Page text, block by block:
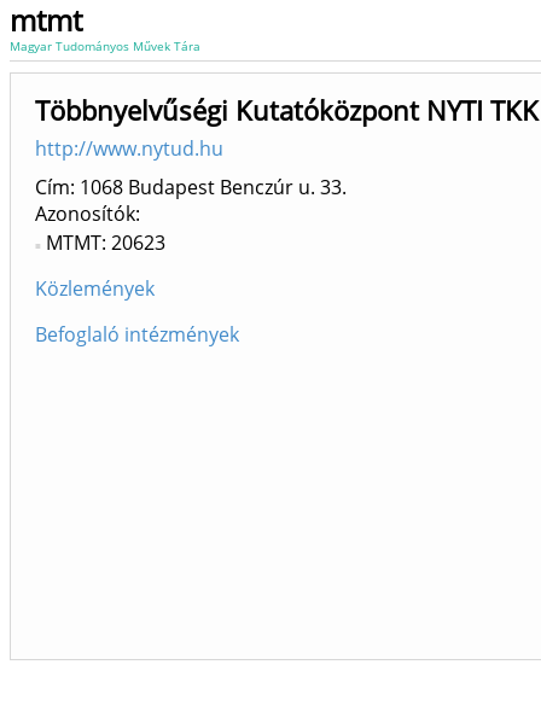
mtmt
Magyar Tudományos Művek Tára
Többnyelvűségi Kutatóközpont NYTI
http://www.nytud.hu
Cím: 1068 Budapest Benczúr u. 33.
Azonosítók
MTMT: 20623
Közlemények
Befoglaló intézmények